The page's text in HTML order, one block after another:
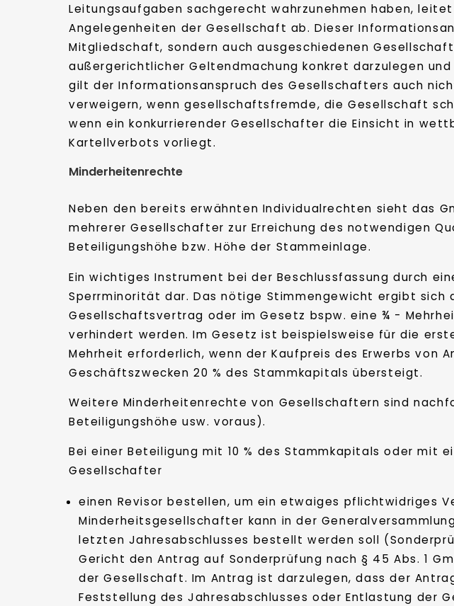
Leitungsaufgaben sachgerecht wahrzunehmen haben,
Angelegenheiten der Gesellschaft ab. Dieser
Mitgliedschaft, sondern auch ausgeschiedenen
außergerichtlicher Geltendmachung konkret darzulegen
gilt der Informationsanspruch des Gesellschafters auch
verweigern, wenn gesellschaftsfremde, die Gesellschaft
wenn ein konkurrierender Gesellschafter die Einsicht in
Kartellverbots vorliegt.
Minderheitenrechte
Neben den bereits erwähnten Individualrechten sieht das
mehrerer Gesellschafter zur Erreichung des notwendigen
Beteiligungshöhe bzw. Höhe der Stammeinlage.
Ein wichtiges Instrument bei der Beschlussfassung durch
Sperrminorität dar. Das nötige Stimmengewicht ergibt sich
Gesellschaftsvertrag oder im Gesetz bspw. eine ¾ -
verhindert werden. Im Gesetz ist beispielsweise für die
Mehrheit erforderlich, wenn der Kaufpreis des Erwerbs von
Geschäftszwecken 20 % des Stammkapitals übersteigt.
Weitere Minderheitenrechte von Gesellschaftern sind
Beteiligungshöhe usw. voraus).
Bei einer Beteiligung mit 10 % des Stammkapitals oder mit
Gesellschafter
einen Revisor bestellen, um ein etwaiges pflichtwidriges
Minderheitsgesellschafter kann in der
letzten Jahresabschlusses bestellt werden soll
Gericht den Antrag auf Sonderprüfung nach § 45 Abs. 1
der Gesellschaft. Im Antrag ist darzulegen, dass der
Feststellung des Jahresabschlusses oder Entlastung der